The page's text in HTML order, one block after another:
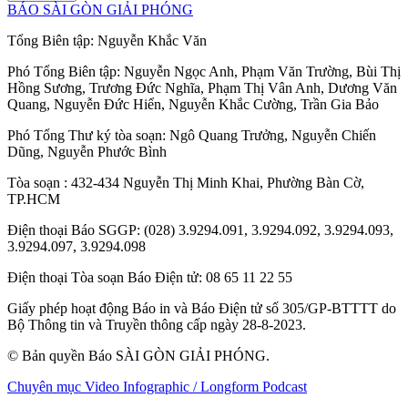
BÁO SÀI GÒN GIẢI PHÓNG
Tổng Biên tập: Nguyễn Khắc Văn
Phó Tổng Biên tập: Nguyễn Ngọc Anh, Phạm Văn Trường, Bùi Thị
Hồng Sương, Trương Đức Nghĩa, Phạm Thị Vân Anh, Dương Văn
Quang, Nguyễn Đức Hiển, Nguyễn Khắc Cường, Trần Gia Bảo
Phó Tổng Thư ký tòa soạn: Ngô Quang Trưởng, Nguyễn Chiến
Dũng, Nguyễn Phước Bình
Tòa soạn : 432-434 Nguyễn Thị Minh Khai, Phường Bàn Cờ,
TP.HCM
Điện thoại Báo SGGP: (028) 3.9294.091, 3.9294.092, 3.9294.093,
3.9294.097, 3.9294.098
Điện thoại Tòa soạn Báo Điện tử: 08 65 11 22 55
Giấy phép hoạt động Báo in và Báo Điện tử số 305/GP-BTTTT do
Bộ Thông tin và Truyền thông cấp ngày 28-8-2023.
© Bản quyền Báo SÀI GÒN GIẢI PHÓNG.
Chuyên mục Video Infographic / Longform Podcast